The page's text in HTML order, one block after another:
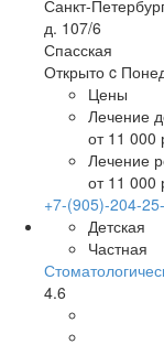
Санкт-
д. 107/6
Спасская
Открыто c
Цены
Лечение
от 11 000
Лечение
от 11 000
+7-(905)-204-
Детская
Частная
4.6